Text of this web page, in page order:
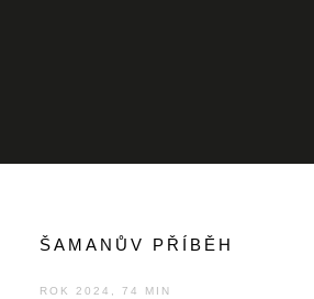
ŠAMANŮV PŘÍBĚH
ROK 2024, 74 MIN